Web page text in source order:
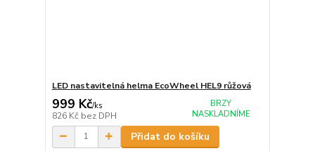
LED nastavitelná helma EcoWheel HEL9 růžová
999 Kč/ks
826 Kč bez DPH
BRZY
NASKLADNÍME
Přidat do košíku